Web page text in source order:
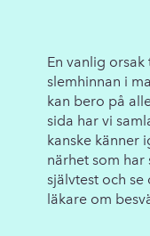
En vanlig
slemhinnan i
kan bero på
sida har vi
kanske känner
närhet som har
självtest och
läkare om